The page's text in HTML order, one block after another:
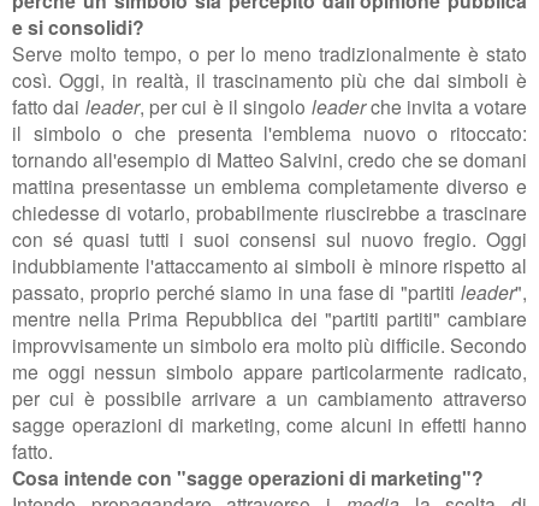
e si consolidi?
Serve molto tempo, o per lo meno tradizionalmente è stato
così. Oggi, in realtà, il trascinamento più che dai simboli è
fatto dai leader, per cui è il singolo leaderche invita a votare
il simbolo o che presenta l'emblema nuovo o ritoccato:
tornando all'esempio di Matteo Salvini, credo che se domani
mattina presentasse un emblema completamente diverso e
chiedesse di votarlo, probabilmente riuscirebbe a trascinare
con sé quasi tutti i suoi consensi sul nuovo fregio. Oggi
indubbiamente l'attaccamento ai simboli è minore rispetto al
passato, proprio perché siamo in una fase di "partiti leader",
mentre nella Prima Repubblica dei "partiti partiti" cambiare
improvvisamente un simbolo era molto più difficile. Secondo
me oggi nessun simbolo appare particolarmente radicato,
per cui è possibile arrivare a un cambiamento attraverso
sagge operazioni di marketing, come alcuni in effetti hanno
fatto.
Cosa intende con "sagge operazioni di marketing"?